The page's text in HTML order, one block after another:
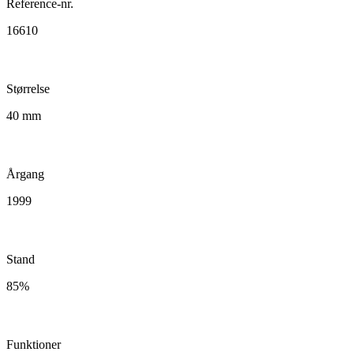
Reference-nr.
16610
Størrelse
40 mm
Årgang
1999
Stand
85%
Funktioner